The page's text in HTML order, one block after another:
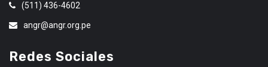
(511) 436-4602
angr@angr.org.pe
Redes Sociales